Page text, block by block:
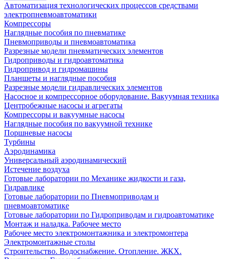
Автоматизация технологических процессов средствами
электропневмоавтоматики
Компрессоры
Наглядные пособия по пневматике
Пневмоприводы и пневмоавтоматика
Разрезные модели пневматических элементов
Гидроприводы и гидроавтоматика
Гидропривод и гидромашины
Планшеты и наглядные пособия
Разрезные модели гидравлических элементов
Насосное и компрессорное оборудование. Вакуумная техника
Центробежные насосы и агрегаты
Компрессоры и вакуумные насосы
Наглядные пособия по вакуумной технике
Поршневые насосы
Турбины
Аэродинамика
Универсальный аэродинамический
Истечение воздуха
Готовые лаборатории по Механике жидкости и газа,
Гидравлике
Готовые лаборатории по Пневмоприводам и
пневмоавтоматике
Готовые лаборатории по Гидроприводам и гидроавтоматике
Монтаж и наладка. Рабочее место
Рабочее место электромонтажника и электромонтера
Электромонтажные столы
Строительство. Водоснабжение. Отопление. ЖКХ.